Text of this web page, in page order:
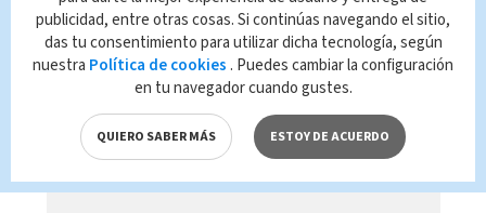
Telediario En Directo con Paula
Brenes, 07 de agosto 2026
publicidad, entre otras cosas. Si continúas navegando el sitio,
das tu consentimiento para utilizar dicha tecnología, según
nuestra Política de cookies . Puedes cambiar la configuración
en tu navegador cuando gustes.
QUIERO SABER MÁS ESTOY DE ACUERDO